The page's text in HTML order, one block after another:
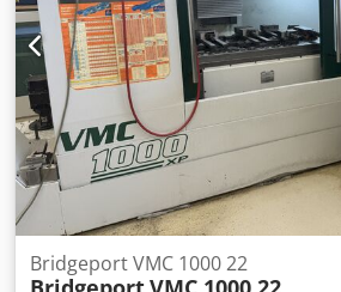
Bridgeport VMC 1000 22